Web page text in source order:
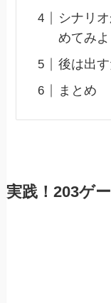
シナリ
めてみよ
後は出す
まとめ
実践！203ゲ